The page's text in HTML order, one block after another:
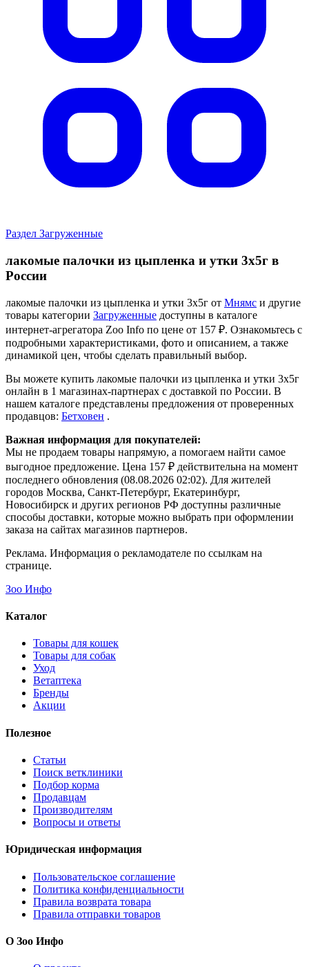
Раздел Загруженные
лакомые палочки из цыпленка и утки 3х5г в
России
лакомые палочки из цыпленка и утки 3х5г от Мнямс и другие
товары категории Загруженные доступны в каталоге
интернет-агрегатора Zoo Info по цене от 157 ₽. Ознакомьтесь с
подробными характеристиками, фото и описанием, а также
динамикой цен, чтобы сделать правильный выбор.
Вы можете купить лакомые палочки из цыпленка и утки 3х5г
онлайн в 1 магазинах-партнерах с доставкой по России. В
нашем каталоге представлены предложения от проверенных
продавцов: Бетховен .
Важная информация для покупателей:
Мы не продаем товары напрямую, а помогаем найти самое
выгодное предложение. Цена 157 ₽ действительна на момент
последнего обновления (08.08.2026 02:02). Для жителей
городов Москва, Санкт-Петербург, Екатеринбург,
Новосибирск и других регионов РФ доступны различные
способы доставки, которые можно выбрать при оформлении
заказа на сайтах магазинов партнеров.
Реклама. Информация о рекламодателе по ссылкам на
странице.
Зоо Инфо
Каталог
Товары для кошек
Товары для собак
Уход
Ветаптека
Бренды
Акции
Полезное
Статьи
Поиск ветклиники
Подбор корма
Продавцам
Производителям
Вопросы и ответы
Юридическая информация
Пользовательское соглашение
Политика конфиденциальности
Правила возврата товара
Правила отправки товаров
О Зоо Инфо